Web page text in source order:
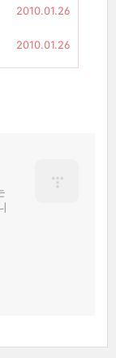
2010.01.26
2010.01.26